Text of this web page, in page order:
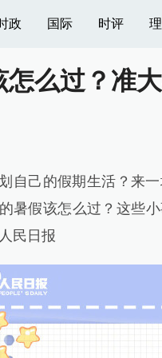
政 国际 时评
怎么过？准
自己的假期生活？来
假该怎么过？这些
民日报